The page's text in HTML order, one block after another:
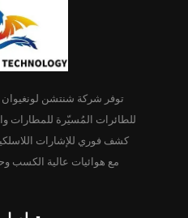
توفر شركة شنتشن لونغيوان
للطائرات المُسيّرة للمطارات
مع هوائيات عالية الكسب